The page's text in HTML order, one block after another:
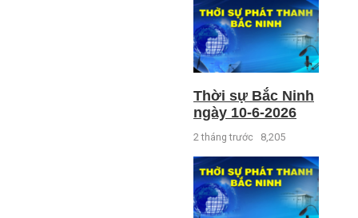
Thời sự Bắc Ninh
ngày 10-6-2026
2 tháng trước 8,205